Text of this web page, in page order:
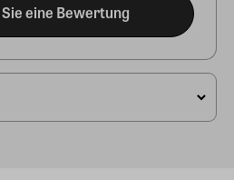
eine Bewertung